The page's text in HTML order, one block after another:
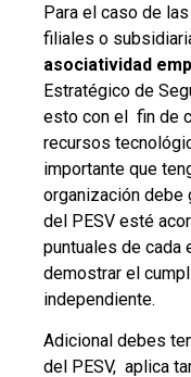
Para el caso de
filiales o
asociatividad
Estratégico de
esto con el fin de
recursos
importante que
organización debe
del PESV esté
puntuales de cada
demostrar el
independiente.
Adicional debes
del PESV, aplica